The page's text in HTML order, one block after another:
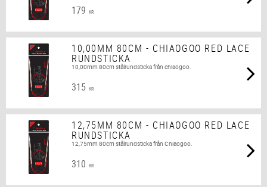
179 KR
10,00MM 80CM - CHIAOGOO RED LACE
RUNDSTICKA
10,00mm 80cm stålrundsticka från chiaogoo.
315 KR
12,75MM 80CM - CHIAOGOO RED LACE
RUNDSTICKA
12,75mm 80cm stålrundsticka från Chiaogoo.
310 KR